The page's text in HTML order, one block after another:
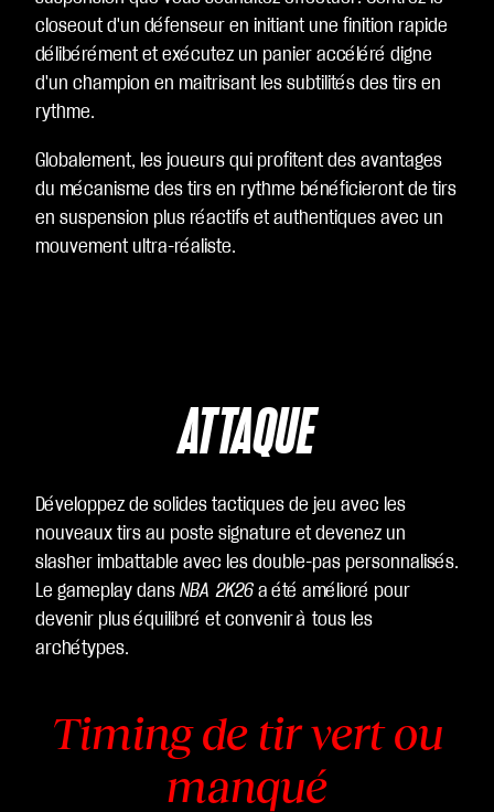
closeout d'un défenseur en initiant une finition rapide
délibérément et exécutez un panier accéléré digne
d'un champion en maitrisant les subtilités des tirs en
rythme.
Globalement, les joueurs qui profitent des avantages
du mécanisme des tirs en rythme bénéficieront de tirs
en suspension plus réactifs et authentiques avec un
mouvement ultra-réaliste.
ATTAQUE
Développez de solides tactiques de jeu avec les
nouveaux tirs au poste signature et devenez un
slasher imbattable avec les double-pas personnalisés.
Le gameplay dans NBA 2K26 a été amélioré pour
devenir plus équilibré et convenir à tous les
archétypes.
Timing de tir vert ou
manqué